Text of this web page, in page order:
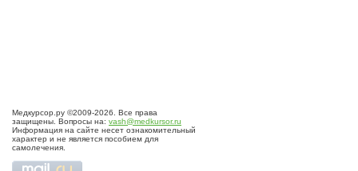
Медкурсор.ру ©2009-2026. Все права
защищены. Вопросы на: vash@medkursor.ru
Информация на сайте несет ознакомительный
характер и не является пособием для
самолечения.